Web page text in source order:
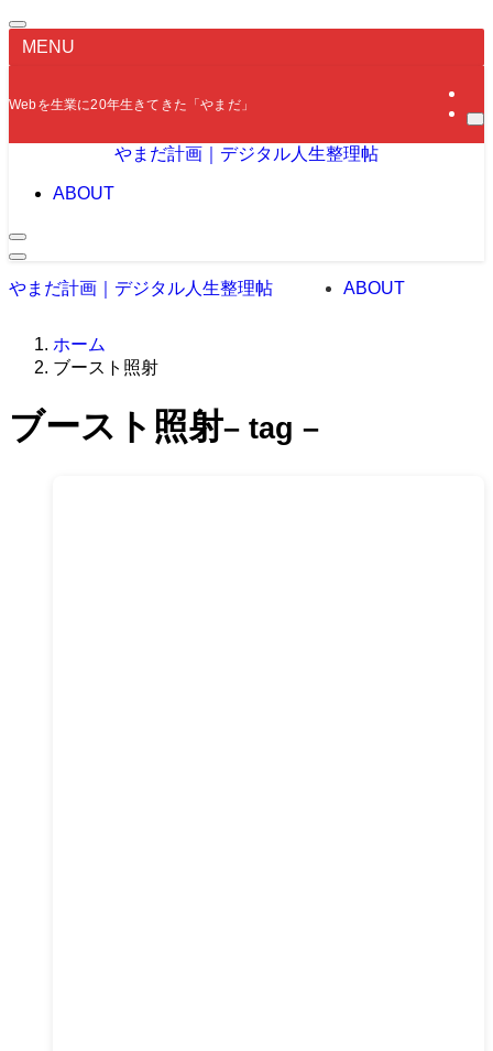
MENU
Webを生業に20年生きてきた「やまだ」が、病気・終活・氏の変更などの実
やまだ計画｜デジタル人生整理帖
ABOUT
やまだ計画｜デジタル人生整理帖 ABOUT
ホーム
ブースト照射
ブースト照射– tag –